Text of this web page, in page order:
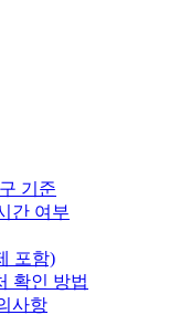
기준
간 여부
포함)
확인 방법
사항